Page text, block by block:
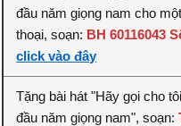
đầu năm giọng nam cho
thoại, soạn: BH 60116043
click vào đây
Tặng bài hát "Hãy gọi cho
đầu năm giọng nam", soạn: